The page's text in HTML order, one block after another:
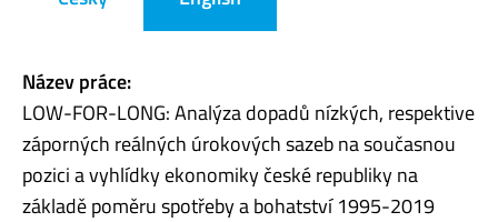
Název práce:
LOW-FOR-LONG: Analýza dopadů nízkých, respektive
záporných reálných úrokových sazeb na současnou
pozici a vyhlídky ekonomiky české republiky na
základě poměru spotřeby a bohatství 1995-2019